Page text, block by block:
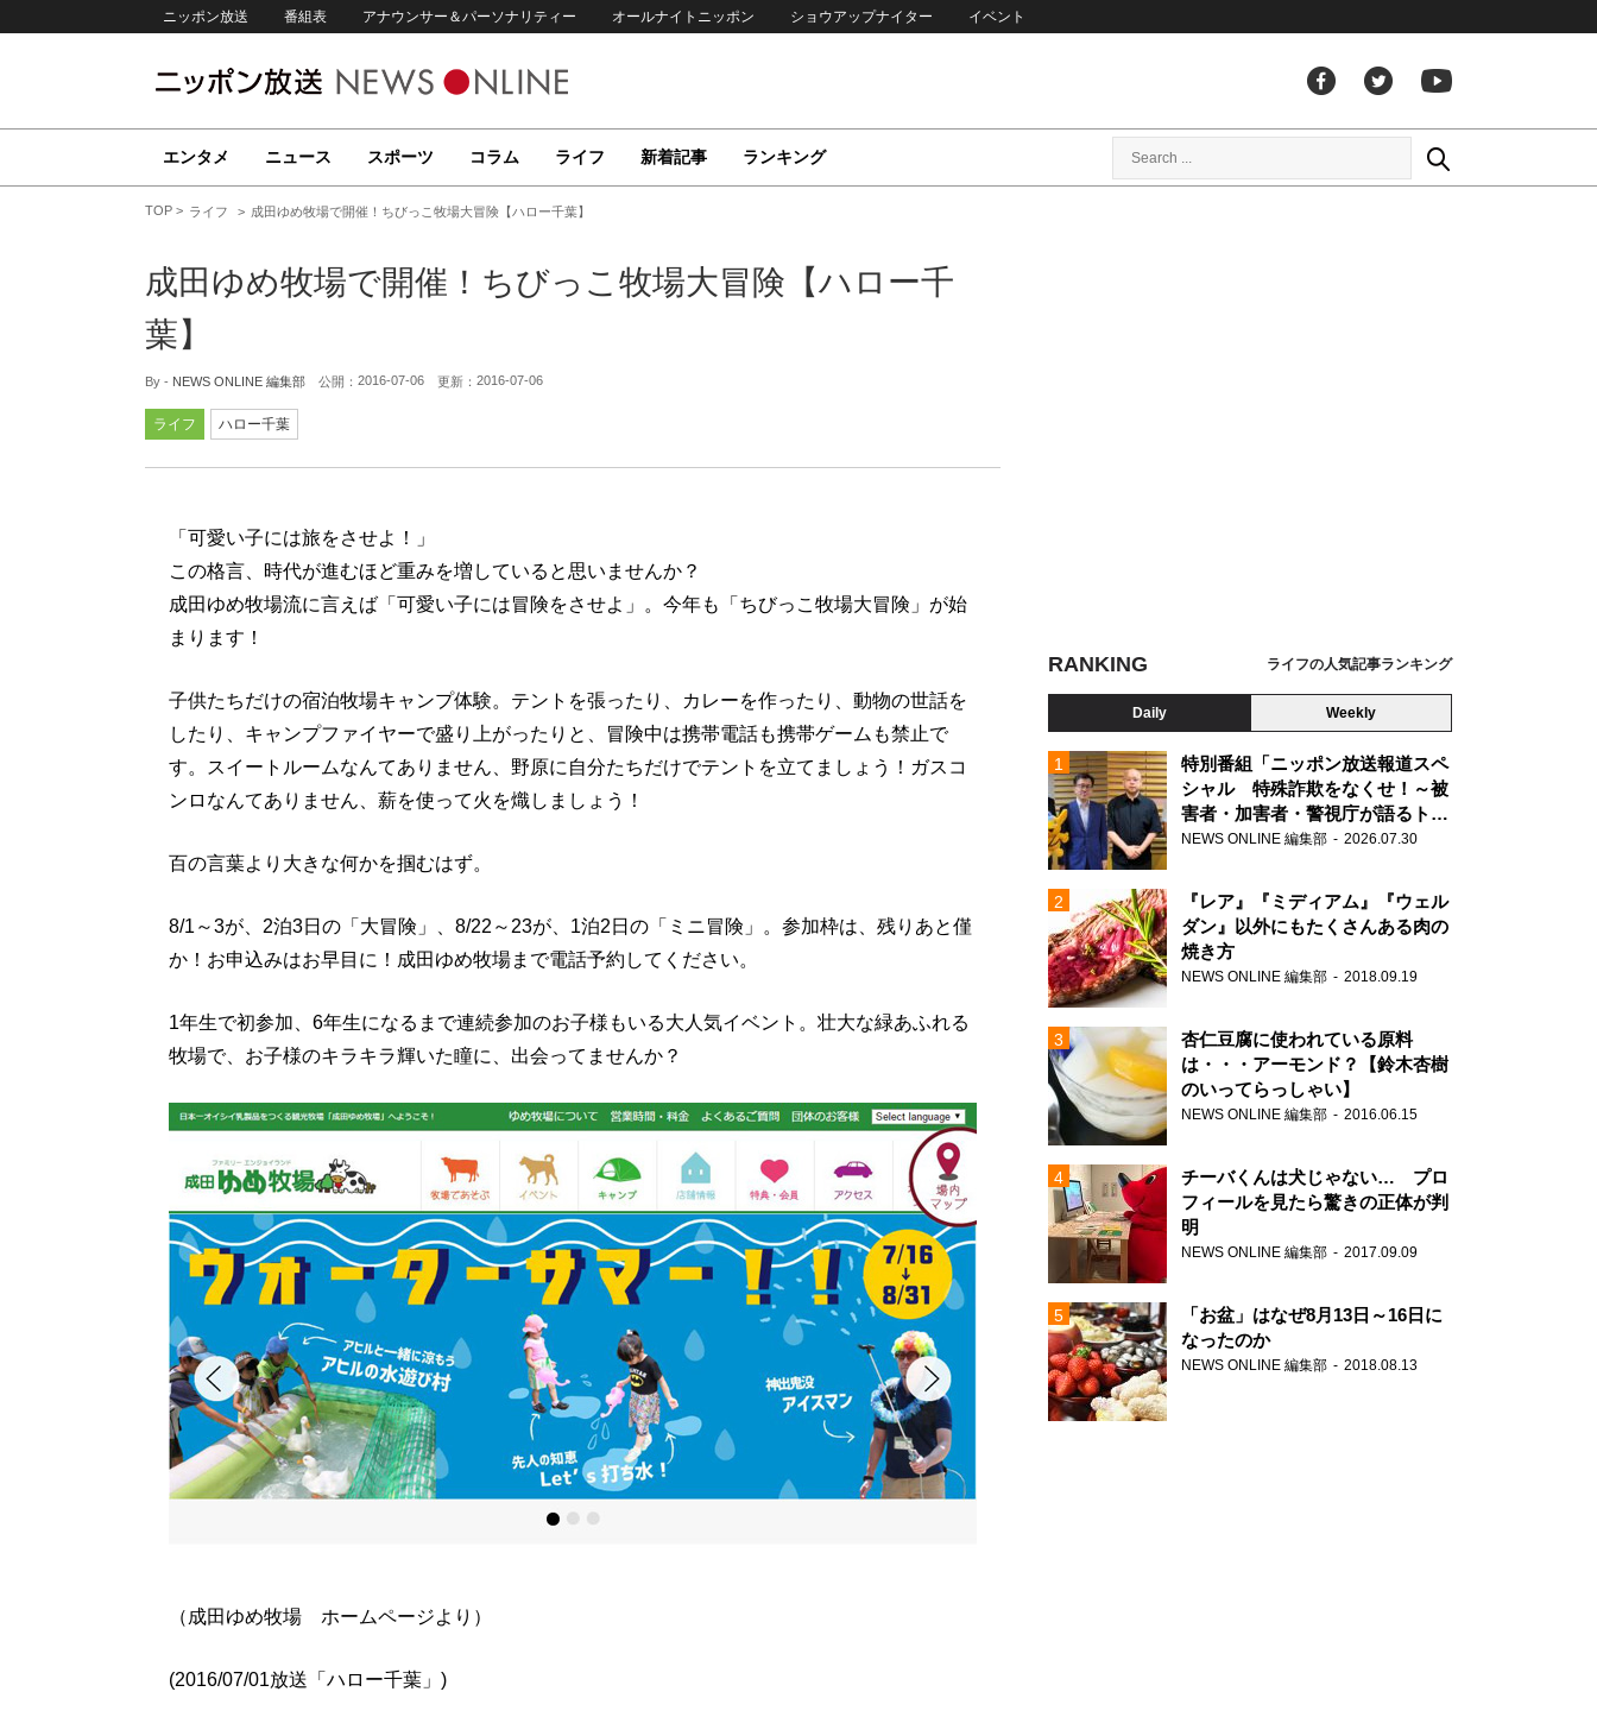
ニッポン放送 番組表 アナウンサー＆パーソナリティー オールナイトニッポン ショウアップナイター イベント
エンタメ ニュース スポーツ コラム ライフ 新着記事 ランキング
TOP ライフ 成田ゆめ牧場で開催！ちびっこ牧場大冒険【ハロー千葉】
成田ゆめ牧場で開催！ちびっこ牧場大冒険【ハロー千
葉】
By - NEWS ONLINE 編集部 公開： 2016-07-06 更新： 2016-07-06
ライフ ハロー千葉
「可愛い子には旅をさせよ！」
この格言、時代が進むほど重みを増していると思いませんか？
成田ゆめ牧場流に言えば「可愛い子には冒険をさせよ」。今年も「ちびっこ牧場大冒険」が始
まります！
子供たちだけの宿泊牧場キャンプ体験。テントを張ったり、カレーを作ったり、動物の世話を
したり、キャンプファイヤーで盛り上がったりと、冒険中は携帯電話も携帯ゲームも禁止で
す。スイートルームなんてありません、野原に自分たちだけでテントを立てましょう！ガスコ
ンロなんてありません、薪を使って火を熾しましょう！
百の言葉より大きな何かを掴むはず。
8/1～3が、2泊3日の「大冒険」、8/22～23が、1泊2日の「ミニ冒険」。参加枠は、残りあと僅
か！お申込みはお早目に！成田ゆめ牧場まで電話予約してください。
1年生で初参加、6年生になるまで連続参加のお子様もいる大人気イベント。壮大な緑あふれる
牧場で、お子様のキラキラ輝いた瞳に、出会ってませんか？
（成田ゆめ牧場 ホームページより）
(2016/07/01放送「ハロー千葉」)
RANKING ライフの人気記事ランキング
Daily Weekly
特別番組「ニッポン放送報道スペ
シャル 特殊詐欺をなくせ！～被
害者・加害者・警視庁が語るトク
リュウの実態～」放送
NEWS ONLINE 編集部 2026.07.30
『レア』『ミディアム』『ウェル
ダン』以外にもたくさんある肉の
焼き方
NEWS ONLINE 編集部 2018.09.19
杏仁豆腐に使われている原料
は・・・アーモンド？【鈴木杏樹
のいってらっしゃい】
NEWS ONLINE 編集部 2016.06.15
チーバくんは犬じゃない… プロ
フィールを見たら驚きの正体が判
明
NEWS ONLINE 編集部 2017.09.09
「お盆」はなぜ8月13日～16日に
なったのか
NEWS ONLINE 編集部 2018.08.13